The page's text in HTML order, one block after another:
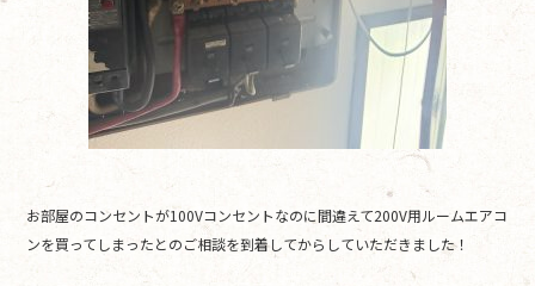
お部屋のコンセントが100Vコンセントなのに間違えて200V用ルームエアコ
ンを買ってしまったとのご相談を到着してからしていただきました！